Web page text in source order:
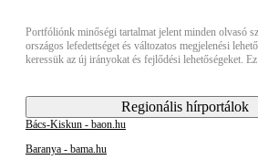
Portfóliónk minőségi tartalmat jelent minden olvasó
országos lefedettséget és változatos megjelenési
keressük az új irányokat és fejlődési lehetőségeket.
Regionális hírportálok
Bács-Kiskun - baon.hu
Baranya - bama.hu